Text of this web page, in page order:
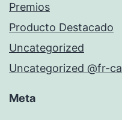
Premios
Producto Destacado
Uncategorized
Uncategorized @fr-ca
Meta